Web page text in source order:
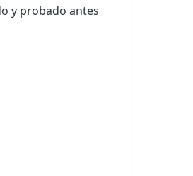
y probado antes